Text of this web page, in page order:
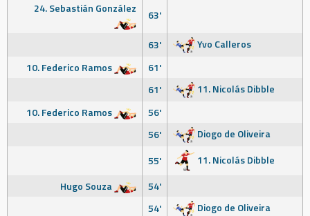
24. Sebastián González
63'
63'
Yvo Calleros
10. Federico Ramos
61'
61'
11. Nicolás Dibble
10. Federico Ramos
56'
56'
Diogo de Oliveira
55'
11. Nicolás Dibble
Hugo Souza
54'
54'
Diogo de Oliveira